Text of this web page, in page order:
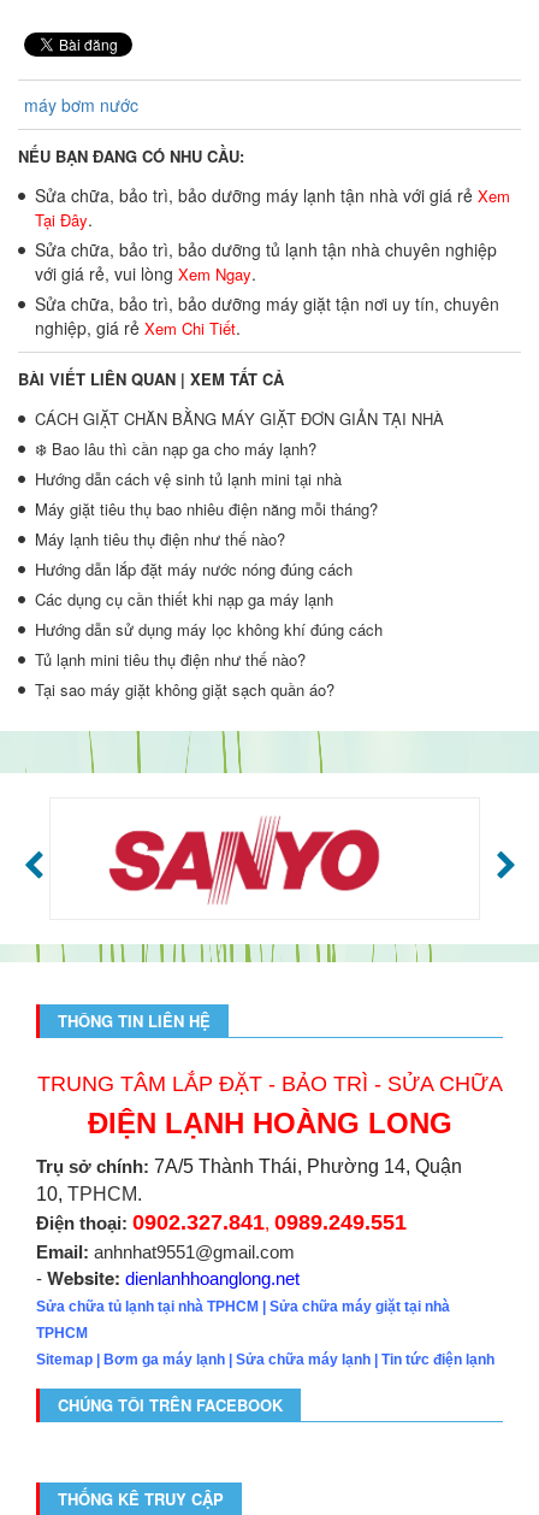
máy bơm nước
NẾU BẠN ĐANG CÓ NHU CẦU:
Sửa chữa, bảo trì, bảo dưỡng máy lạnh tận nhà với giá rẻ Xem
Tại Đây.
Sửa chữa, bảo trì, bảo dưỡng tủ lạnh tận nhà chuyên nghiệp
với giá rẻ, vui lòng Xem Ngay.
Sửa chữa, bảo trì, bảo dưỡng máy giặt tận nơi uy tín, chuyên
nghiệp, giá rẻ Xem Chi Tiết.
BÀI VIẾT LIÊN QUAN | XEM TẤT CẢ
CÁCH GIẶT CHĂN BẰNG MÁY GIẶT ĐƠN GIẢN TẠI NHÀ
❄️ Bao lâu thì cần nạp ga cho máy lạnh?
Hướng dẫn cách vệ sinh tủ lạnh mini tại nhà
Máy giặt tiêu thụ bao nhiêu điện năng mỗi tháng?
Máy lạnh tiêu thụ điện như thế nào?
Hướng dẫn lắp đặt máy nước nóng đúng cách
Các dụng cụ cần thiết khi nạp ga máy lạnh
Hướng dẫn sử dụng máy lọc không khí đúng cách
Tủ lạnh mini tiêu thụ điện như thế nào?
Tại sao máy giặt không giặt sạch quần áo?
THÔNG TIN LIÊN HỆ
TRUNG TÂM LẮP ĐẶT - BẢO TRÌ - SỬA CHỮA
ĐIỆN LẠNH HOÀNG LONG
Trụ sở chính: 7A/5 Thành Thái, Phường 14, Quận
10, TPHCM.
Điện thoại: 0902.327.841, 0989.249.551
Email: anhnhat9551@gmail.com
- Website: dienlanhhoanglong.net
Sửa chữa tủ lạnh tại nhà TPHCM | Sửa chữa máy giặt tại nhà
TPHCM
Sitemap | Bơm ga máy lạnh | Sửa chữa máy lạnh | Tin tức điện lạnh
CHÚNG TÔI TRÊN FACEBOOK
THỐNG KÊ TRUY CẬP